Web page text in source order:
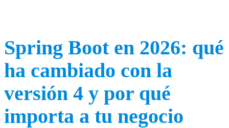
Spring Boot en 2026: qué
ha cambiado con la
versión 4 y por qué
importa a tu negocio